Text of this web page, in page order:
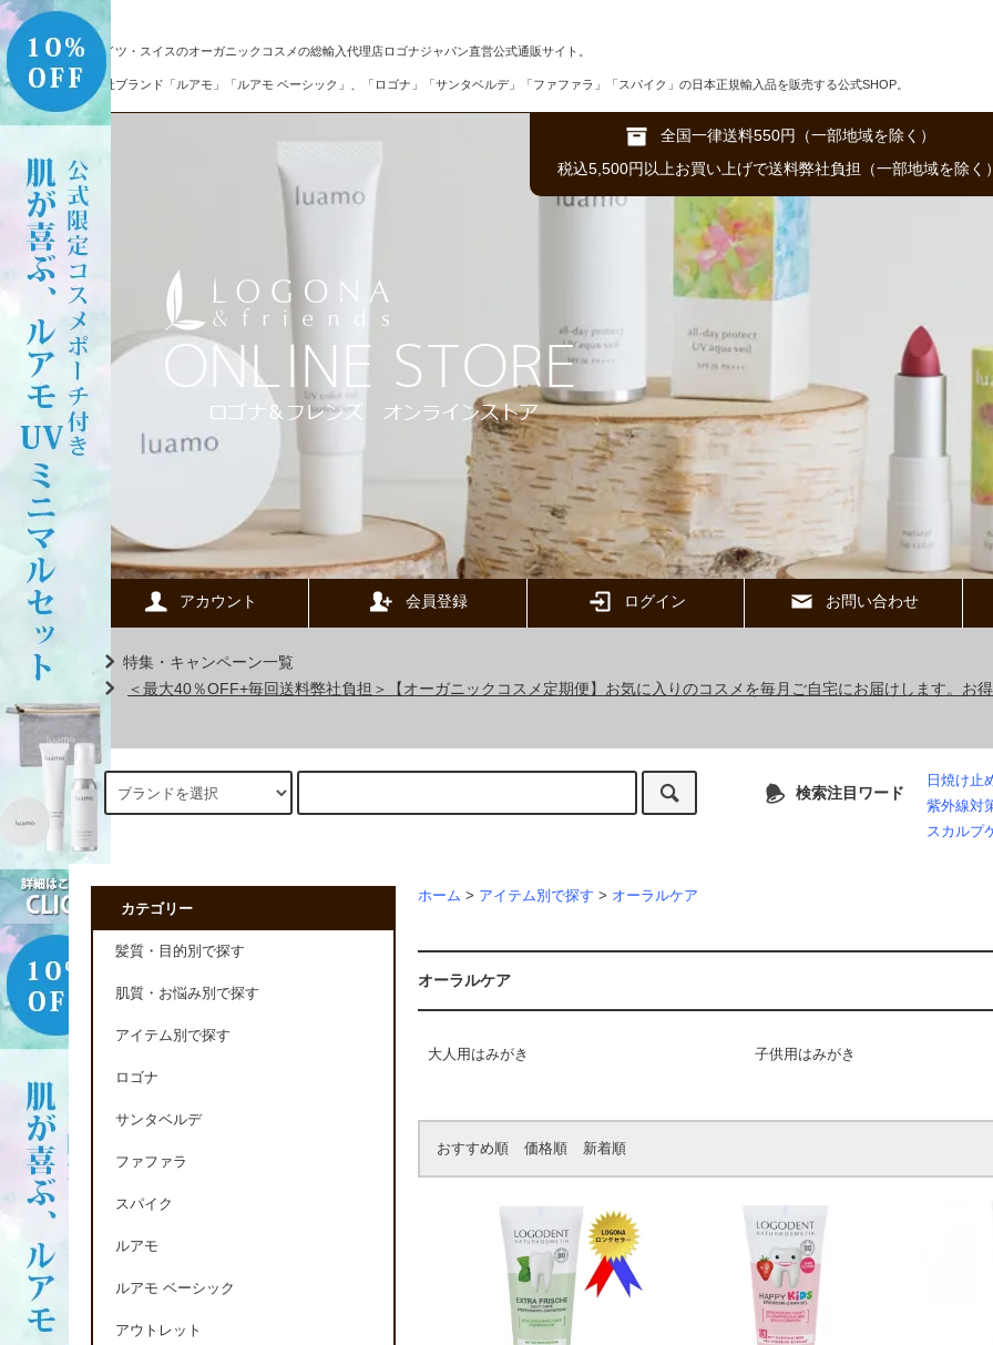
ドイツ・スイスのオーガニックコスメの総輸入代理店ロゴナジャパン直営公式通販サイト。
自社ブランド「ルアモ」「ルアモ ベーシック」、「ロゴナ」「サンタベルデ」「ファファラ」「スパイク」の日本正規輸入品を販売する公式SHOP。
全国一律送料550円（一部地域を除く）
税込5,500円以上お買い上げで送料弊社負担（一部地域を除く）
アカウント 会員登録 ログイン お問い合わせ
特集・キャンペーン一覧
＜最大40％OFF+毎回送料弊社負担＞【オーガニックコスメ定期便】お気に入りのコスメを毎月ご自宅にお届けします。お
検索注目ワード
日焼け止
紫外線対
スカルプ
ホーム > アイテム別で探す > オーラルケア
オーラルケア
大人用はみがき 子供用はみがき
おすすめ順 価格順 新着順
カテゴリー
髪質・目的別で探す
肌質・お悩み別で探す
アイテム別で探す
ロゴナ
サンタベルデ
ファファラ
スパイク
ルアモ
ルアモ ベーシック
アウトレット